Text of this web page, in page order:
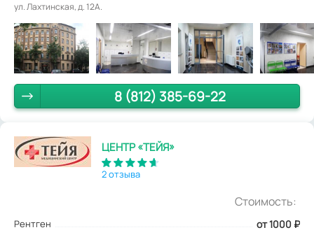
ул. Лахтинская, д. 12А.
8 (812) 385-69-22
ЦЕНТР «ТЕЙЯ»
2 отзыва
Стоимость:
Рентген от 1000 ₽